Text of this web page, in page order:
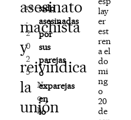
asesinato
machista
y
reivindica
la
unión
re
,
2
0
2
5
N
o
h
sido
asesinadas
por
sus
parejas
o
exparejas
en
lo
lay
er
est
ren
a el
do
mi
ng
o
20
de